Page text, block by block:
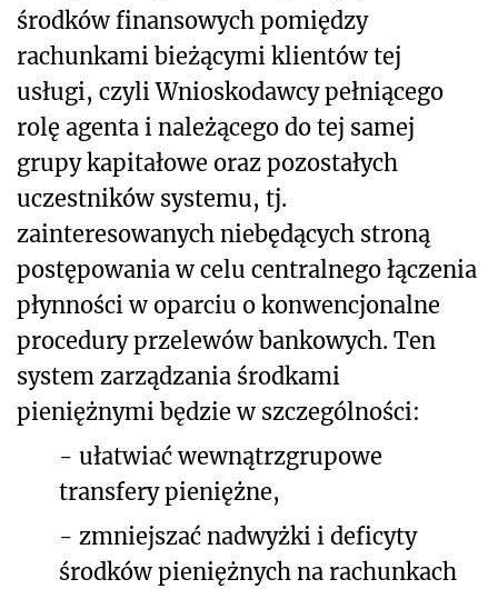
środków finansowych pomiędzy
rachunkami bieżącymi klientów tej
usługi, czyli Wnioskodawcy pełniącego
rolę agenta i należącego do tej samej
grupy kapitałowe oraz pozostałych
uczestników systemu, tj.
zainteresowanych niebędących stroną
postępowania w celu centralnego łączenia
płynności w oparciu o konwencjonalne
procedury przelewów bankowych. Ten
system zarządzania środkami
pieniężnymi będzie w szczególności:
- ułatwiać wewnątrzgrupowe
transfery pieniężne,
- zmniejszać nadwyżki i deficyty
środków pieniężnych na rachunkach